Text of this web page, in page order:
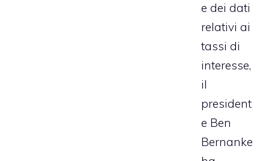
e dei dati
relativi ai
tassi di
interesse,
il
president
e Ben
Bernanke